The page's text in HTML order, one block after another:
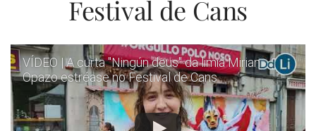
Festival de Cans
VÍDEO | A curta "Ningún deus" da limiá Mirian
Opazo estréase no Festival de Cans